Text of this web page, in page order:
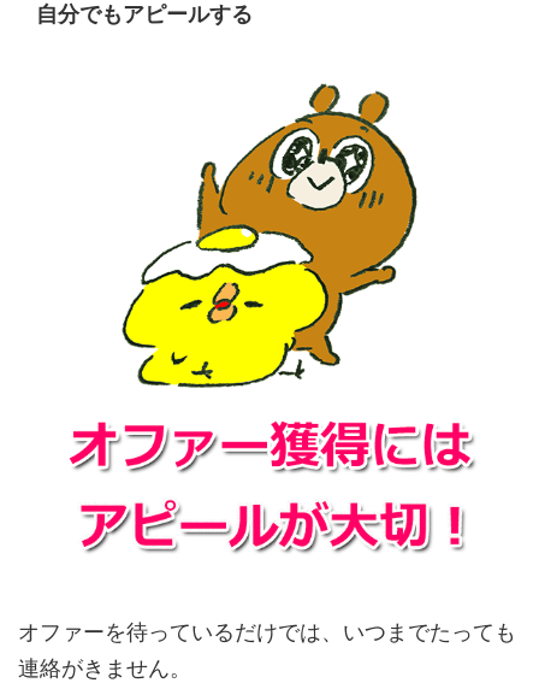
自分でもアピールする
オファーを待っているだけでは、いつまでたっても
連絡がきません。